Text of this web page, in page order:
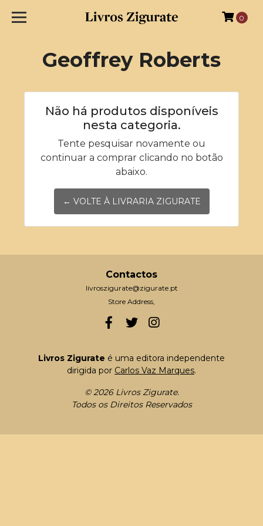
0
Geoffrey Roberts
Não há produtos disponíveis
nesta categoria.
Tente pesquisar novamente ou
continuar a comprar clicando no botão
abaixo.
← VOLTE À LIVRARIA ZIGURATE
Contactos
livroszigurate@zigurate.pt
Store Address,
Livros Zigurate é uma editora independente
dirigida por Carlos Vaz Marques.
© 2026 Livros Zigurate.
Todos os Direitos Reservados